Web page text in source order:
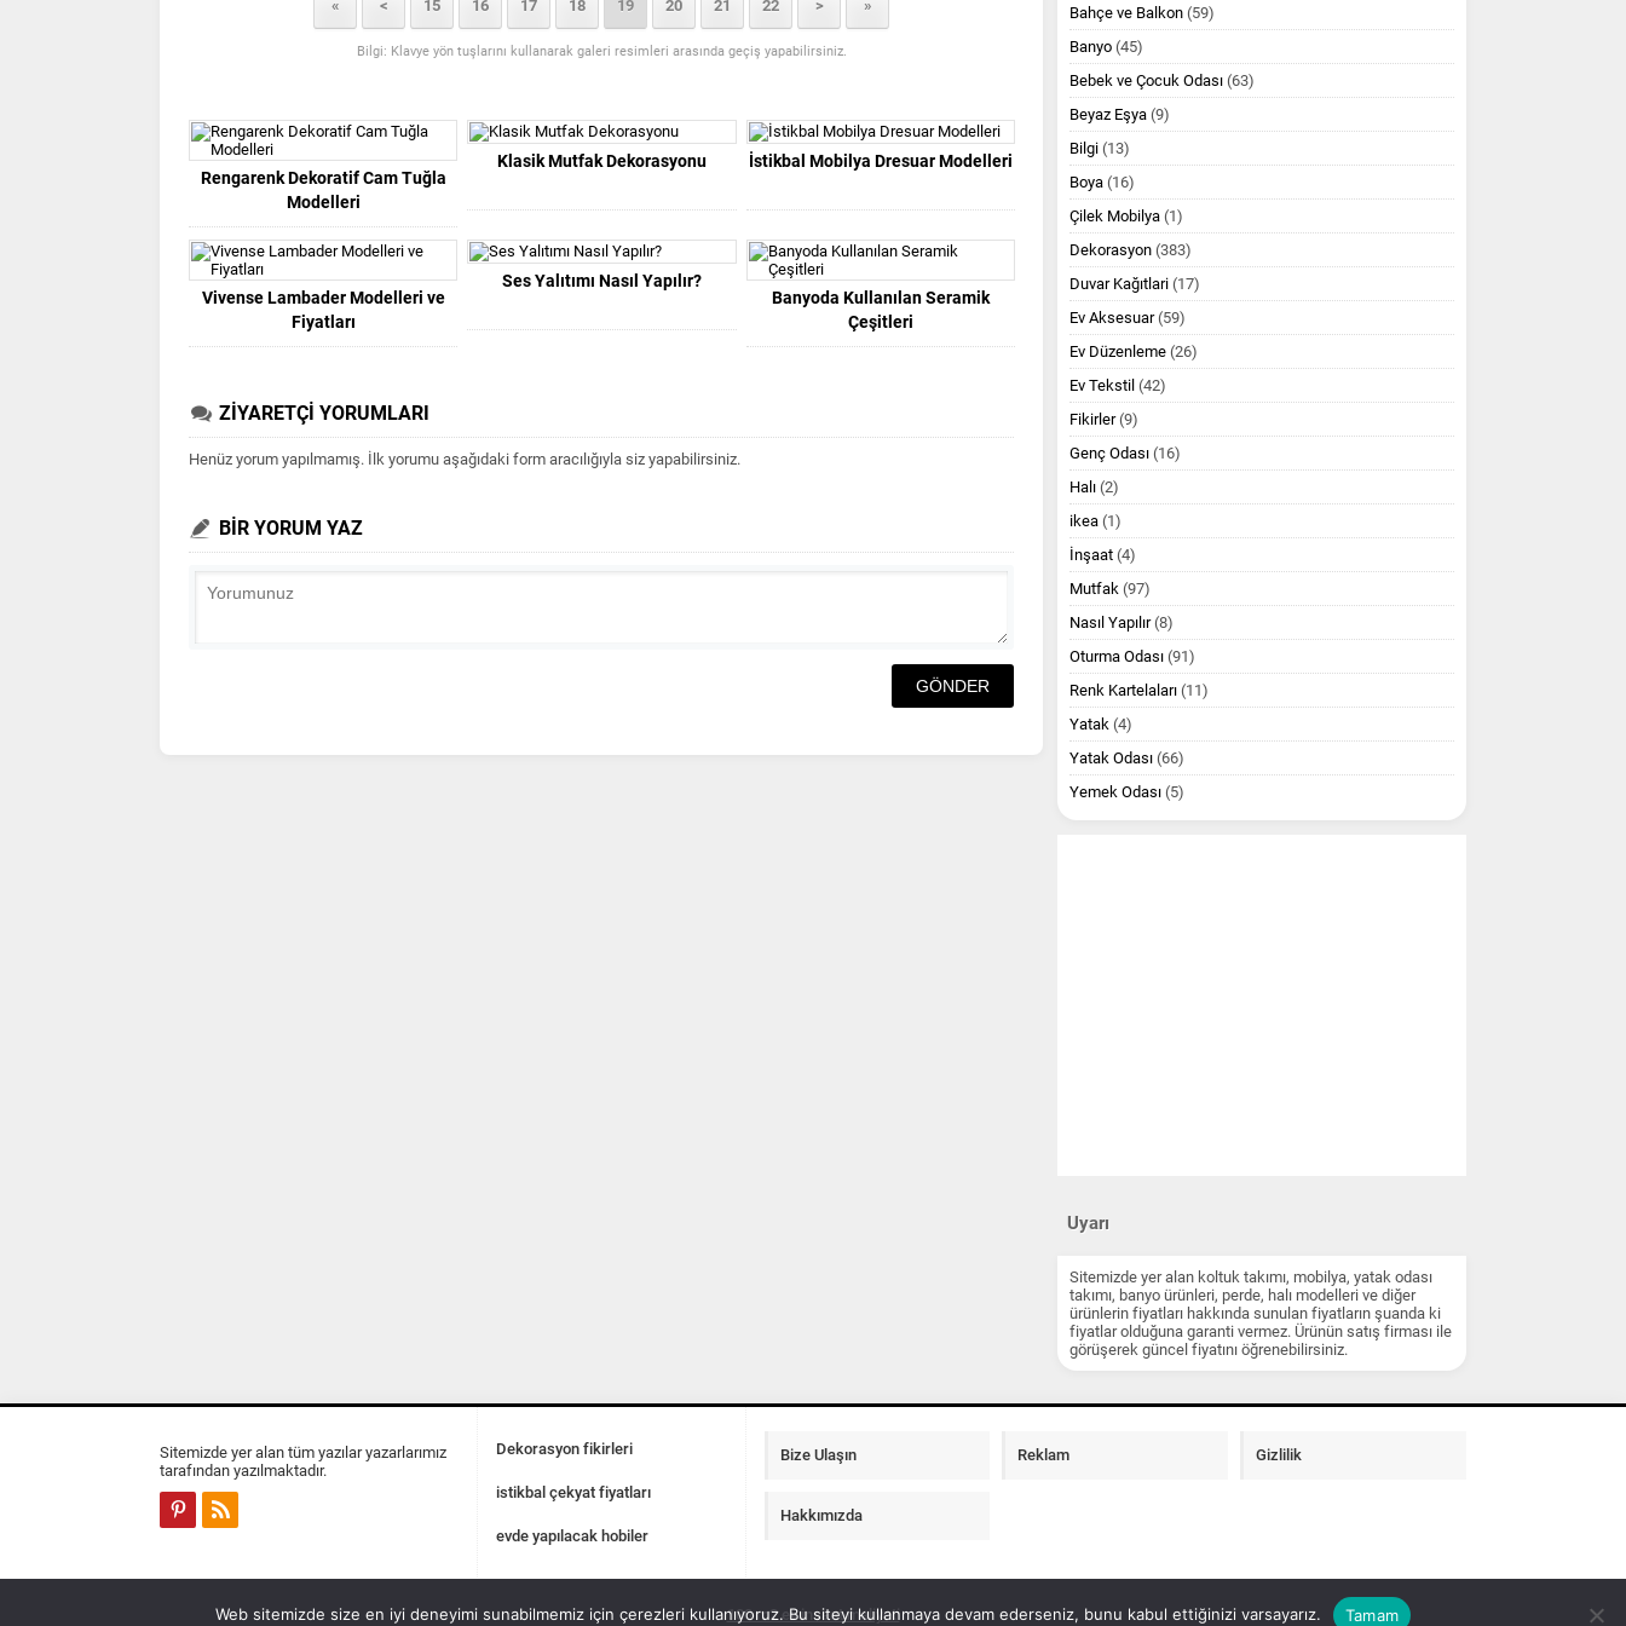
« < 15 16 17 18 19 20 21 22 > »
Bilgi: Klavye yön tuşlarını kullanarak galeri resimleri arasında geçiş yapabilirsiniz.
Rengarenk Dekoratif Cam Tuğla
Modelleri
Klasik Mutfak Dekorasyonu İstikbal Mobilya Dresuar Modelleri
Vivense Lambader Modelleri ve
Fiyatları
Ses Yalıtımı Nasıl Yapılır?
Banyoda Kullanılan Seramik
Çeşitleri
ZİYARETÇİ YORUMLARI
Henüz yorum yapılmamış. İlk yorumu aşağıdaki form aracılığıyla siz yapabilirsiniz.
BİR YORUM YAZ
Bahçe ve Balkon (59)
Banyo (45)
Bebek ve Çocuk Odası (63)
Beyaz Eşya (9)
Bilgi (13)
Boya (16)
Çilek Mobilya (1)
Dekorasyon (383)
Duvar Kağıtlari (17)
Ev Aksesuar(59)
Ev Düzenleme (26)
Ev Tekstil (42)
Fikirler(9)
Genç Odası (16)
Halı (2)
ikea (1)
İnşaat (4)
Mutfak (97)
Nasıl Yapılır(8)
Oturma Odası (91)
Renk Kartelaları (11)
Yatak (4)
Yatak Odası (66)
Yemek Odası (5)
Uyarı
Sitemizde yer alan koltuk takımı, mobilya, yatak odası
takımı, banyo ürünleri, perde, halı modelleri ve diğer
ürünlerin fiyatları hakkında sunulan fiyatların şuanda ki
fiyatlar olduğuna garanti vermez. Ürünün satış firması ile
görüşerek güncel fiyatını öğrenebilirsiniz.
Sitemizde yer alan tüm yazılar yazarlarımız
tarafından yazılmaktadır.
Dekorasyon fikirleri
istikbal çekyat fiyatları
evde yapılacak hobiler
Bize Ulaşın Reklam Gizlilik
Hakkımızda
100 m2 ev insaat maliyeti
Web sitemizde size en iyi deneyimi sunabilmemiz için çerezleri kullanıyoruz. Bu siteyi kullanmaya devam ederseniz, bunu kabul ettiğinizi varsayarız. Tamam